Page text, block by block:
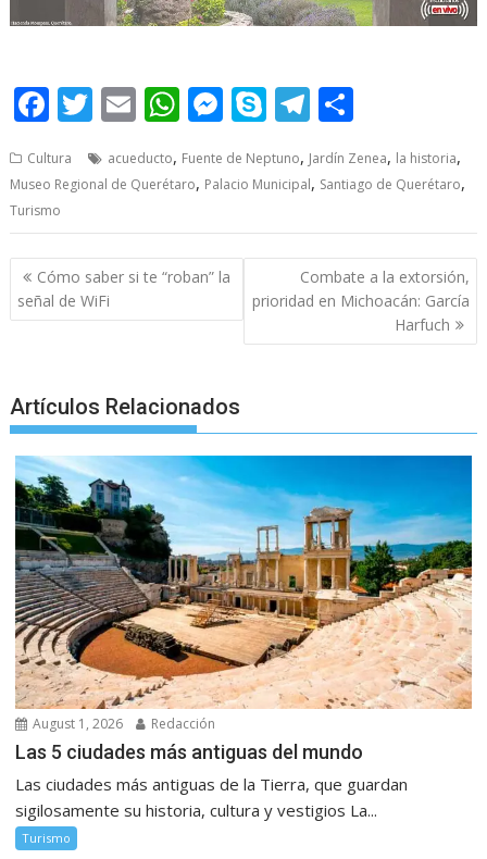
F
e
b
o
o
k
T
itt
E
ai
W
at
A
p
p
M
ss
n
g
er
S
y
e
T
e
a
m
ar
e
Cultura acueducto, Fuente de Neptuno, Jardín Zenea, la historia,
Museo Regional de Querétaro, Palacio Municipal, Santiago de Querétaro,
Turismo
Post
navigation
Cómo saber si te “roban” la
señal de WiFi
Combate a la extorsión,
prioridad en Michoacán: García
Harfuch
Artículos Relacionados
August 1, 2026 Redacción
Las 5 ciudades más antiguas del mundo
Las ciudades más antiguas de la Tierra, que guardan
sigilosamente su historia, cultura y vestigios La...
Turismo